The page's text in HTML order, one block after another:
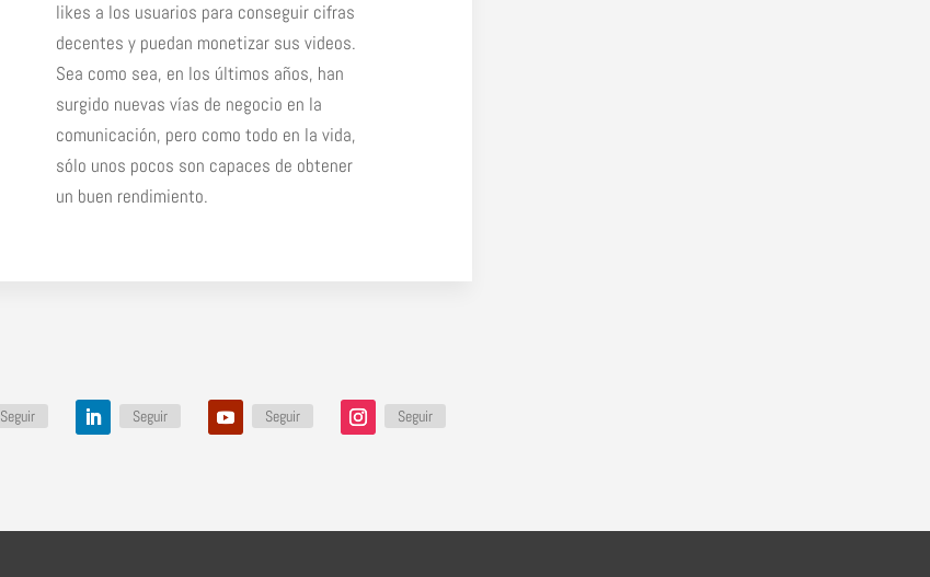
likes a los usuarios para conseguir cifras
decentes y puedan monetizar sus videos.
Sea como sea, en los últimos años, han
surgido nuevas vías de negocio en la
comunicación, pero como todo en la vida,
sólo unos pocos son capaces de obtener
un buen rendimiento.
Seguir Seguir Seguir Seguir